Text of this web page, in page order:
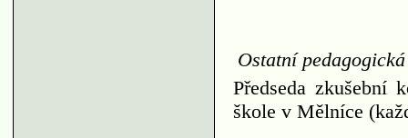
Ostatní
Předseda zkušební
škole v Mělníce